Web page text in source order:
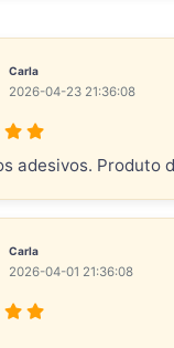
Carla
2026-04-23 21:36:08
adesivos. Produto
Carla
2026-04-01 21:36:08